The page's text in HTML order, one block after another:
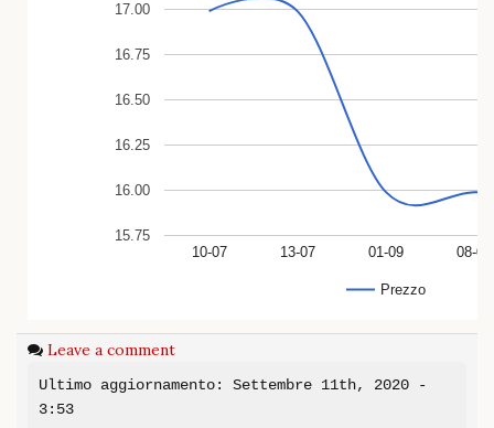
Prezzo
10-07 13-07 01-09 08-09
15.75
16.00
16.25
16.50
16.75
17.00
Leave a comment
Ultimo aggiornamento: Settembre 11th, 2020 -
3:53